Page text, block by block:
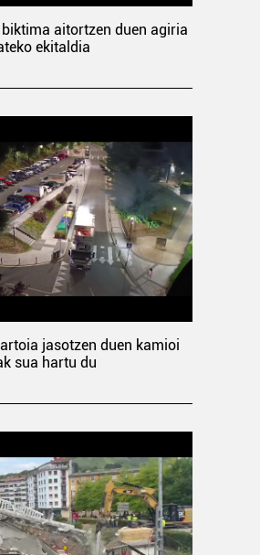
aitortzen duen agiria
ekitaldia
jasotzen duen kamioi
sua hartu du